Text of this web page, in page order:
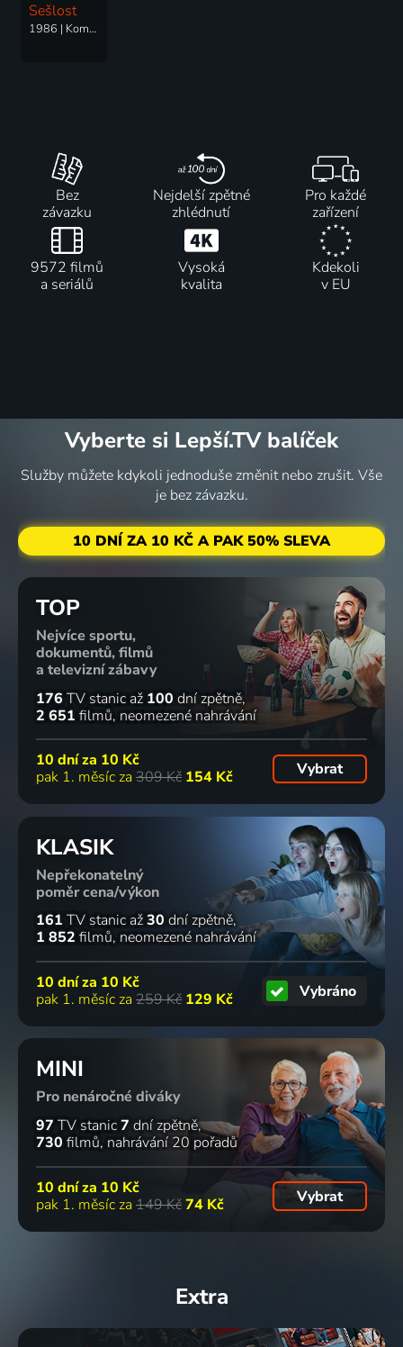
Sešlost
1986 | Komedie
Bez
závazku
Nejdelší zpětné
zhlédnutí
Pro každé
zařízení
9572 filmů
a seriálů
Vysoká
kvalita
Kdekoli
v EU
Vyberte si Lepší.TV balíček
Služby můžete kdykoli jednoduše změnit nebo zrušit. Vše
je bez závazku.
10 DNÍ ZA 10 KČ A PAK 50% SLEVA
TOP
Nejvíce sportu,
dokumentů, filmů
a televizní zábavy
176 TV stanic až 100 dní zpětně
2 651 filmů neomezené nahrávání
10 dní za 10 Kč
pak 1. měsíc za 309 Kč 154 Kč Vybrat
KLASIK
Nepřekonatelný
poměr cena/výkon
161 TV stanic až30 dní zpětně
1 852 filmů neomezené nahrávání
10 dní za 10 Kč
pak 1. měsíc za 259 Kč 129 Kč Vybráno
MINI
Pro nenáročné diváky
97 TV stanic7 dní zpětně
730 filmů nahrávání 20 pořadů
10 dní za 10 Kč
pak 1. měsíc za 149 Kč74 Kč Vybrat
Extra